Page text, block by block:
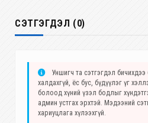
СЭТГЭГДЭЛ (0)
Уншигч та сэтгэгдэл бичихдээ
халдахгүй, ёс бус, бүдүүлэг үг
болоод хүний үзэл бодлыг
админ устгах эрхтэй. Мэдээний
хариуцлага хүлээхгүй.